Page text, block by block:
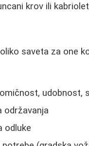
krov ili
saveta za one
udobnost,
održavanja
odluke